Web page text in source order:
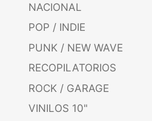
NACIONAL
POP / INDIE
PUNK / NEW WAVE
RECOPILATORIOS
ROCK / GARAGE
VINILOS 10"